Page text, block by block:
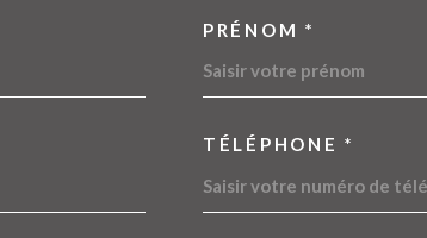
PRÉNOM *
TÉLÉPHONE *